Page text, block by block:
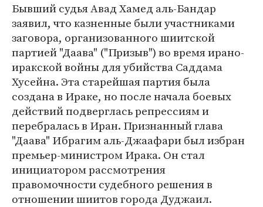
Бывший судья Авад Хамед аль-Бандар
заявил, что казненные были участниками
заговора, организованного шиитской
партией "Даава" ("Призыв") во время ирано-
иракской войны для убийства Саддама
Хусейна. Эта старейшая партия была
создана в Ираке, но после начала боевых
действий подверглась репрессиям и
перебралась в Иран. Признанный глава
"Даава" Ибрагим аль-Джаафари был избран
премьер-министром Ирака. Он стал
инициатором рассмотрения
правомочности судебного решения в
отношении шиитов города Дуджаил.